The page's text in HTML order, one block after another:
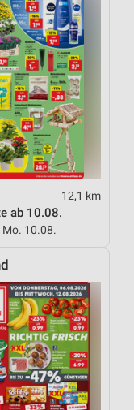
12,1 km
ab 10.08.
10.08.